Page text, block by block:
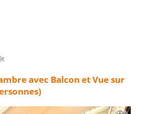
avec Balcon et Vue sur